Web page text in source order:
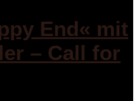
End« mit
– Call for